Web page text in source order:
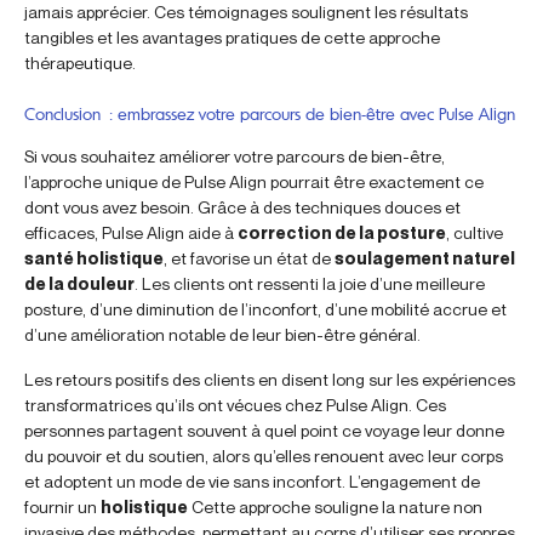
jamais apprécier. Ces témoignages soulignent les résultats
tangibles et les avantages pratiques de cette approche
thérapeutique.
Conclusion : embrassez votre parcours de bien-être avec Pulse Align
Si vous souhaitez améliorer votre parcours de bien-être,
l’approche unique de Pulse Align pourrait être exactement ce
dont vous avez besoin. Grâce à des techniques douces et
efficaces, Pulse Align aide à correction de la posture , cultive
santé holistique , et favorise un état desoulagement naturel
de la douleur . Les clients ont ressenti la joie d’une meilleure
posture, d’une diminution de l’inconfort, d’une mobilité accrue et
d’une amélioration notable de leur bien-être général.
Les retours positifs des clients en disent long sur les expériences
transformatrices qu’ils ont vécues chez Pulse Align. Ces
personnes partagent souvent à quel point ce voyage leur donne
du pouvoir et du soutien, alors qu’elles renouent avec leur corps
et adoptent un mode de vie sans inconfort. L’engagement de
fournir un holistiqueCette approche souligne la nature non